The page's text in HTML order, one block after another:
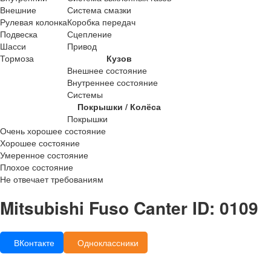
Внешние
Система смазки
Рулевая колонкаКоробка передач
Подвеска
Сцепление
Шасси
Привод
Тормоза
Кузов
Внешнее состояние
Внутреннее состояние
Системы
Покрышки / Колёса
Покрышки
Очень хорошее состояние
Хорошее состояние
Умеренное состояние
Плохое состояние
Не отвечает требованиям
Mitsubishi Fuso Canter ID: 0109
ВКонтакте Одноклассники